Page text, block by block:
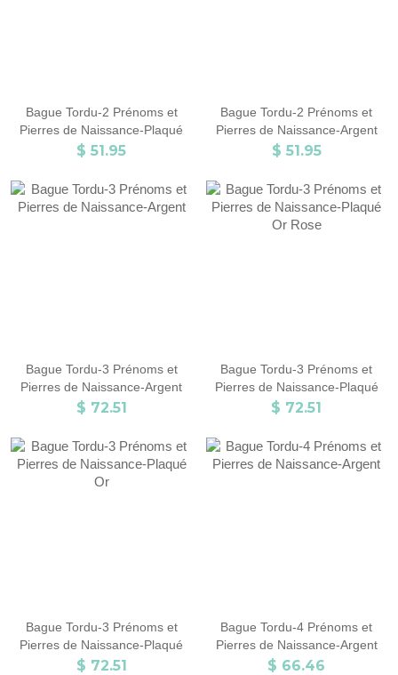
Bague Tordu-2 Prénoms et
Pierres de Naissance-Plaqué
Or Rose
$ 51.95
Bague Tordu-2 Prénoms et
Pierres de Naissance-Argent
$ 51.95
Bague Tordu-3 Prénoms et
Pierres de Naissance-Argent
$ 72.51
Bague Tordu-3 Prénoms et
Pierres de Naissance-Plaqué
Or Rose
$ 72.51
Bague Tordu-3 Prénoms et
Pierres de Naissance-Plaqué
Or
$ 72.51
Bague Tordu-4 Prénoms et
Pierres de Naissance-Argent
$ 66.46